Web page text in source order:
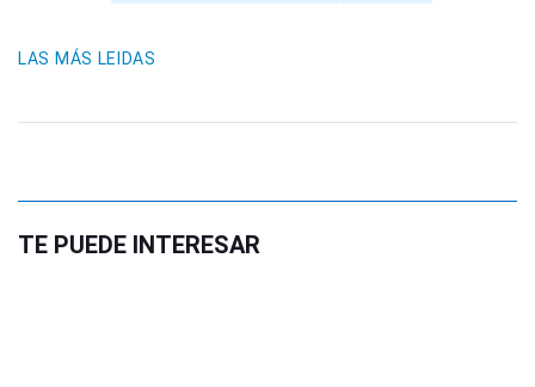
LAS MÁS LEIDAS
TE PUEDE INTERESAR